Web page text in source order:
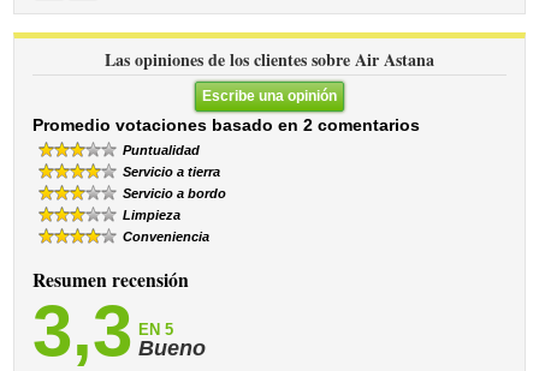
Las opiniones de los clientes sobre Air Astana
Escribe una opinión
Promedio votaciones basado en 2 comentarios
Puntualidad
Servicio a tierra
Servicio a bordo
Limpieza
Conveniencia
Resumen recensión
3,3 EN 5
Bueno